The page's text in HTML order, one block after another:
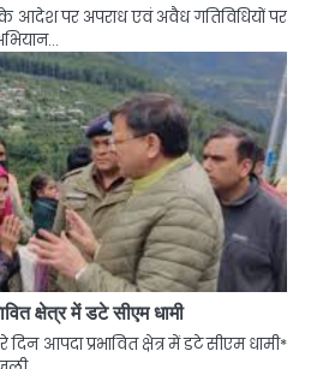
के आदेश पर अपराध एवं अवैध गतिविधियों पर
क्षेत्र में डटे सीएम धामी
आपदा प्रभावित क्षेत्र में डटे सीएम धामी*